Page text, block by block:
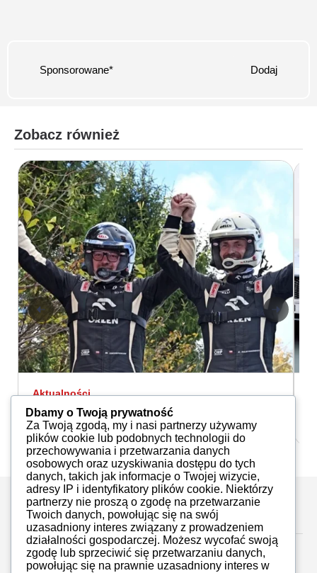
Sponsorowane* Dodaj
Zobacz również
Aktualności
Kajetanowicz i Szczepaniak mistrzami
świ...
Redakcja 19.11.2023
Zostaw komentarz
Dbamy o Twoją prywatność
Za Twoją zgodą, my i nasi partnerzy używamy
plików cookie lub podobnych technologii do
przechowywania i przetwarzania danych
osobowych oraz uzyskiwania dostępu do tych
danych, takich jak informacje o Twojej wizycie,
adresy IP i identyfikatory plików cookie. Niektórzy
partnerzy nie proszą o zgodę na przetwarzanie
Twoich danych, powołując się na swój
uzasadniony interes związany z prowadzeniem
działalności gospodarczej. Możesz wycofać swoją
zgodę lub sprzeciwić się przetwarzaniu danych,
powołując się na prawnie uzasadniony interes w